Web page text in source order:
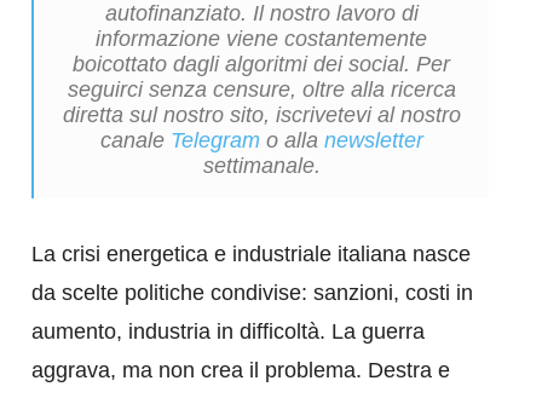
autofinanziato. Il nostro lavoro di
informazione viene costantemente
boicottato dagli algoritmi dei social. Per
seguirci senza censure, oltre alla ricerca
diretta sul nostro sito, iscrivetevi al nostro
canale Telegram o alla newsletter
settimanale.
La crisi energetica e industriale italiana nasce
da scelte politiche condivise: sanzioni, costi in
aumento, industria in difficoltà. La guerra
aggrava, ma non crea il problema. Destra e